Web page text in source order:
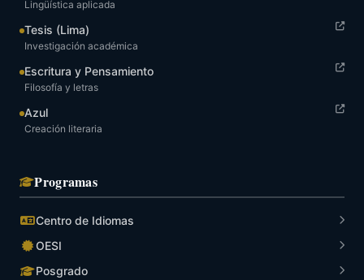
Lingüística aplicada
Tesis (Lima)
Investigación académica
Escritura y Pensamiento
Filosofía y letras
Azul
Creación literaria
Programas
Centro de Idiomas
OESI
Posgrado